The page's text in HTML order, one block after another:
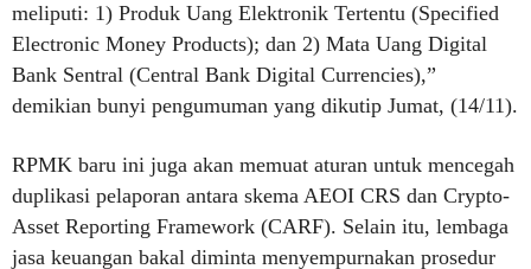
meliputi: 1) Produk Uang Elektronik Tertentu (Specified
Electronic Money Products); dan 2) Mata Uang Digital
Bank Sentral (Central Bank Digital Currencies),”
demikian bunyi pengumuman yang dikutip Jumat, (14/11).
RPMK baru ini juga akan memuat aturan untuk mencegah
duplikasi pelaporan antara skema AEOI CRS dan Crypto-
Asset Reporting Framework (CARF). Selain itu, lembaga
jasa keuangan bakal diminta menyempurnakan prosedur